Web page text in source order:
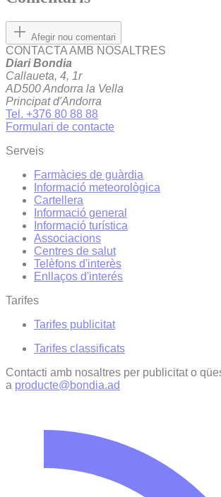
Afegir nou comentari
CONTACTA AMB NOSALTRES
Diari Bondia
Callaueta, 4, 1r
AD500 Andorra la Vella
Principat d'Andorra
Tel. +376 80 88 88
Formulari de contacte
Serveis
Farmàcies de guàrdia
Informació meteorològica
Cartellera
Informació general
Informació turística
Associacions
Centres de salut
Telèfons d'interès
Enllaços d'interés
Tarifes
Tarifes publicitat
Tarifes classificats
Contacti amb nosaltres per publicitat o
a producte@bondia.ad